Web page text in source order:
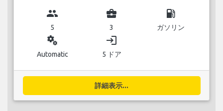
group
5
business_center
3
local_gas_station
ガソリン
miscellaneous_services
Automatic
login
5 ドア
詳細表示...